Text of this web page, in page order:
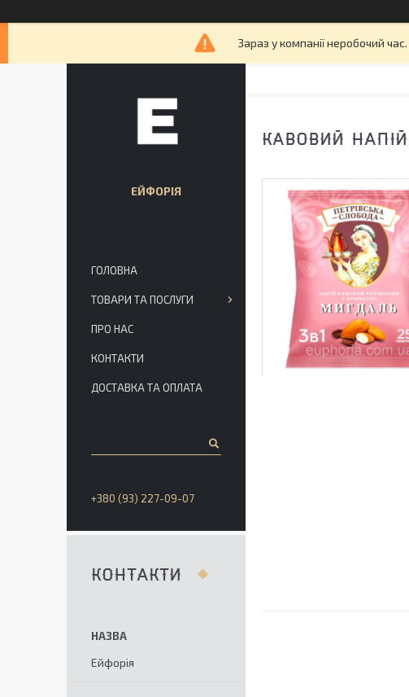
Зараз у компанії неробочий
КАВОВИЙ
ЕЙФОРІЯ
ГОЛОВНА
ТОВАРИ ТА ПОСЛУГИ
ПРО НАС
КОНТАКТИ
ДОСТАВКА ТА ОПЛАТА
+380 (93) 227-09-07
КОНТАКТИ
Ейфорія